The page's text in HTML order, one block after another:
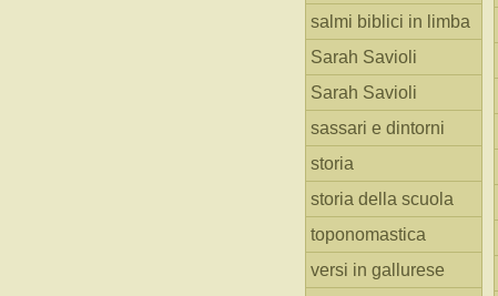
salmi biblici in limba
Sarah Savioli
Sarah Savioli
sassari e dintorni
storia
storia della scuola
toponomastica
versi in gallurese